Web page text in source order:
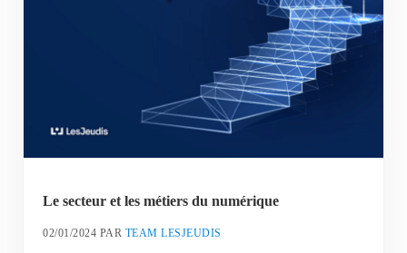
Le secteur et les métiers du numérique
02/01/2024 PAR TEAM LESJEUDIS